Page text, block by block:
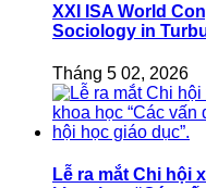
XXI ISA World
Sociology in
Tháng 5 02, 2026
Lễ ra mắt Chi hội